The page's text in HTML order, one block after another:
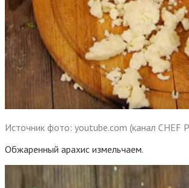
Источник фото: youtube.com (канал CHEF
Обжаренный арахис измельчаем.